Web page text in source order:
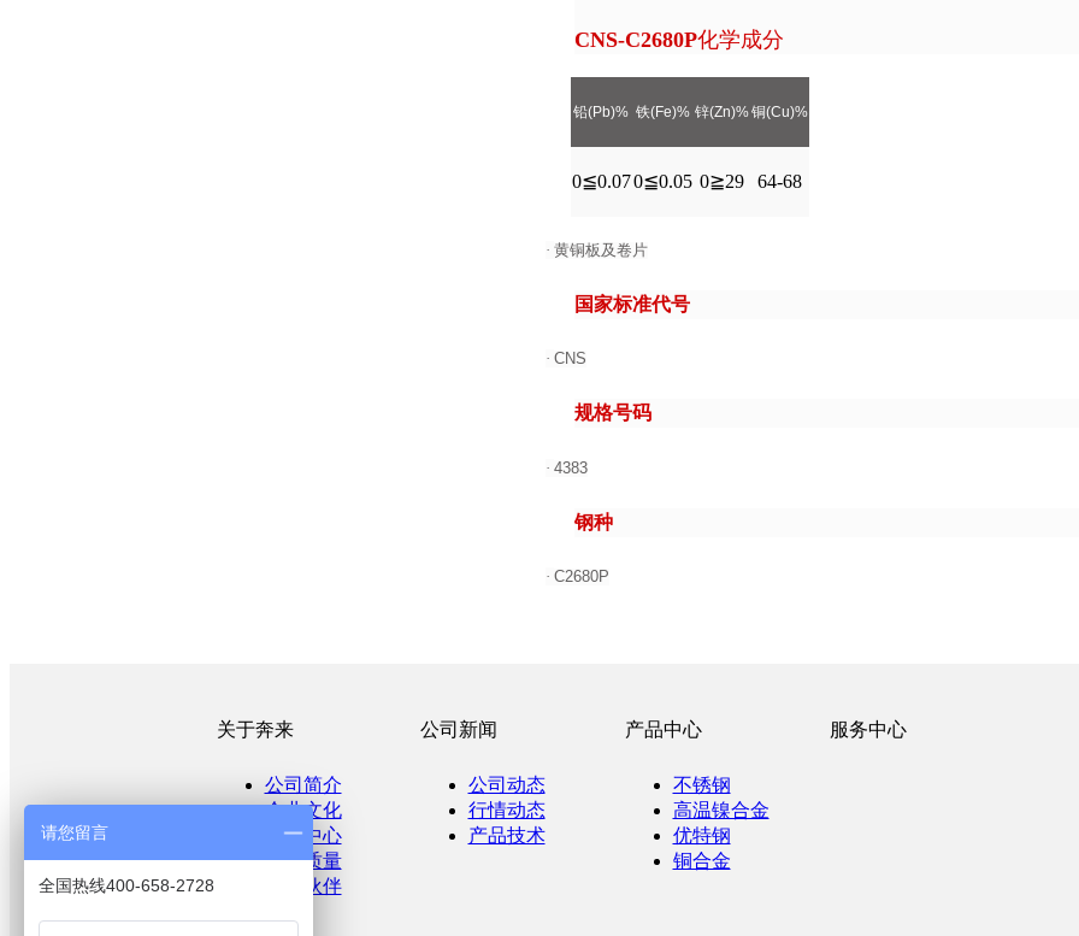
CNS-C2680P化学成分
铅(Pb)% 铁(Fe)% 锌(Zn)%铜(Cu)%
0≦0.070≦0.05 0≧29 64-68
· 黄铜板及卷片
国家标准代号
· CNS
规格号码
· 4383
钢种
· C2680P
关于奔来
公司简介
企业文化
产品中心
产品质量
合作伙伴
公司新闻
公司动态
行情动态
产品技术
产品中心
不锈钢
高温镍合金
优特钢
铜合金
服务中心
请您留言
全国热线400-658-2728